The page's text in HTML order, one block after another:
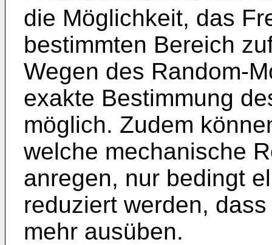
die Möglichkeit, das
bestimmten Bereich
Wegen des Random-
exakte Bestimmung
möglich. Zudem
welche mechanische
anregen, nur bedingt
reduziert werden,
mehr ausüben.